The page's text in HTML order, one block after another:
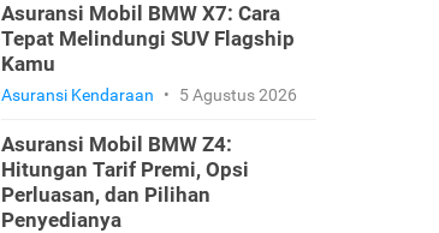
Asuransi Mobil BMW X7: Cara
Tepat Melindungi SUV Flagship
Kamu
Asuransi Kendaraan • 5 Agustus 2026
Asuransi Mobil BMW Z4:
Hitungan Tarif Premi, Opsi
Perluasan, dan Pilihan
Penyedianya